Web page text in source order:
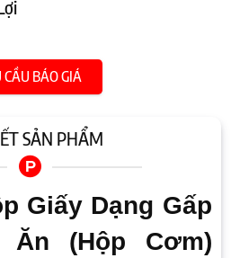
CẦU BÁO GIÁ
SẢN PHẨM
Giấy Dạng Gấp
(Hộp Cơm)